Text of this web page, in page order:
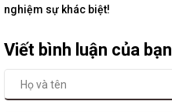
nghiệm sự khác biệt!
Viết bình luận của bạn